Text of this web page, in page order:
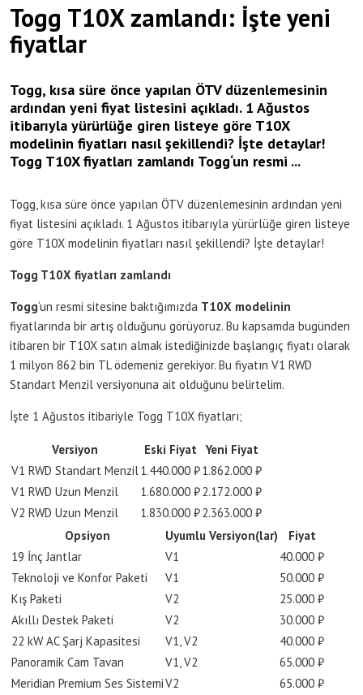
Togg T10X zamlandı: İşte yeni
fiyatlar
Togg, kısa süre önce yapılan ÖTV düzenlemesinin
ardından yeni fiyat listesini açıkladı. 1 Ağustos
itibarıyla yürürlüğe giren listeye göre T10X
modelinin fiyatları nasıl şekillendi? İşte detaylar!
Togg T10X fiyatları zamlandı Togg‘un resmi ...
Togg, kısa süre önce yapılan ÖTV düzenlemesinin ardından yeni
fiyat listesini açıkladı. 1 Ağustos itibarıyla yürürlüğe giren listeye
göre T10X modelinin fiyatları nasıl şekillendi? İşte detaylar!
Togg T10X fiyatları zamlandı
Togg‘un resmi sitesine baktığımızda T10X modelinin
fiyatlarında bir artış olduğunu görüyoruz. Bu kapsamda bugünden
itibaren bir T10X satın almak istediğinizde başlangıç fiyatı olarak
1 milyon 862 bin TL ödemeniz gerekiyor. Bu fiyatın V1 RWD
Standart Menzil versiyonuna ait olduğunu belirtelim.
İşte 1 Ağustos itibariyle Togg T10X fiyatları;
Versiyon Eski Fiyat
Yeni Fiyat
V1 RWD Standart Menzil1.440.000 ₺1.862.000 ₺
V1 RWD Uzun Menzil
1.680.000 ₺2.172.000 ₺
V2 RWD Uzun Menzil
1.830.000 ₺2.363.000 ₺
Opsiyon
Uyumlu Versiyon(lar)
Fiyat
19 İnç Jantlar
V1
40.000 ₺
Teknoloji ve Konfor Paketi
V1
50.000 ₺
Kış Paketi
V2
25.000 ₺
Akıllı Destek Paketi
V2
30.000 ₺
22 kW AC Şarj Kapasitesi
V1, V2
40.000 ₺
Panoramik Cam Tavan
V1, V2
65.000 ₺
Meridian Premium Ses SistemiV2 65.000 ₺